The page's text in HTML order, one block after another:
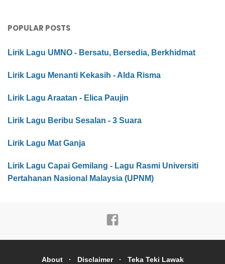
POPULAR POSTS
Lirik Lagu UMNO - Bersatu, Bersedia, Berkhidmat
Lirik Lagu Menanti Kekasih - Alda Risma
Lirik Lagu Araatan - Elica Paujin
Lirik Lagu Beribu Sesalan - 3 Suara
Lirik Lagu Mat Ganja
Lirik Lagu Capai Gemilang - Lagu Rasmi Universiti
Pertahanan Nasional Malaysia (UPNM)
About Disclaimer Teka Teki Lawak